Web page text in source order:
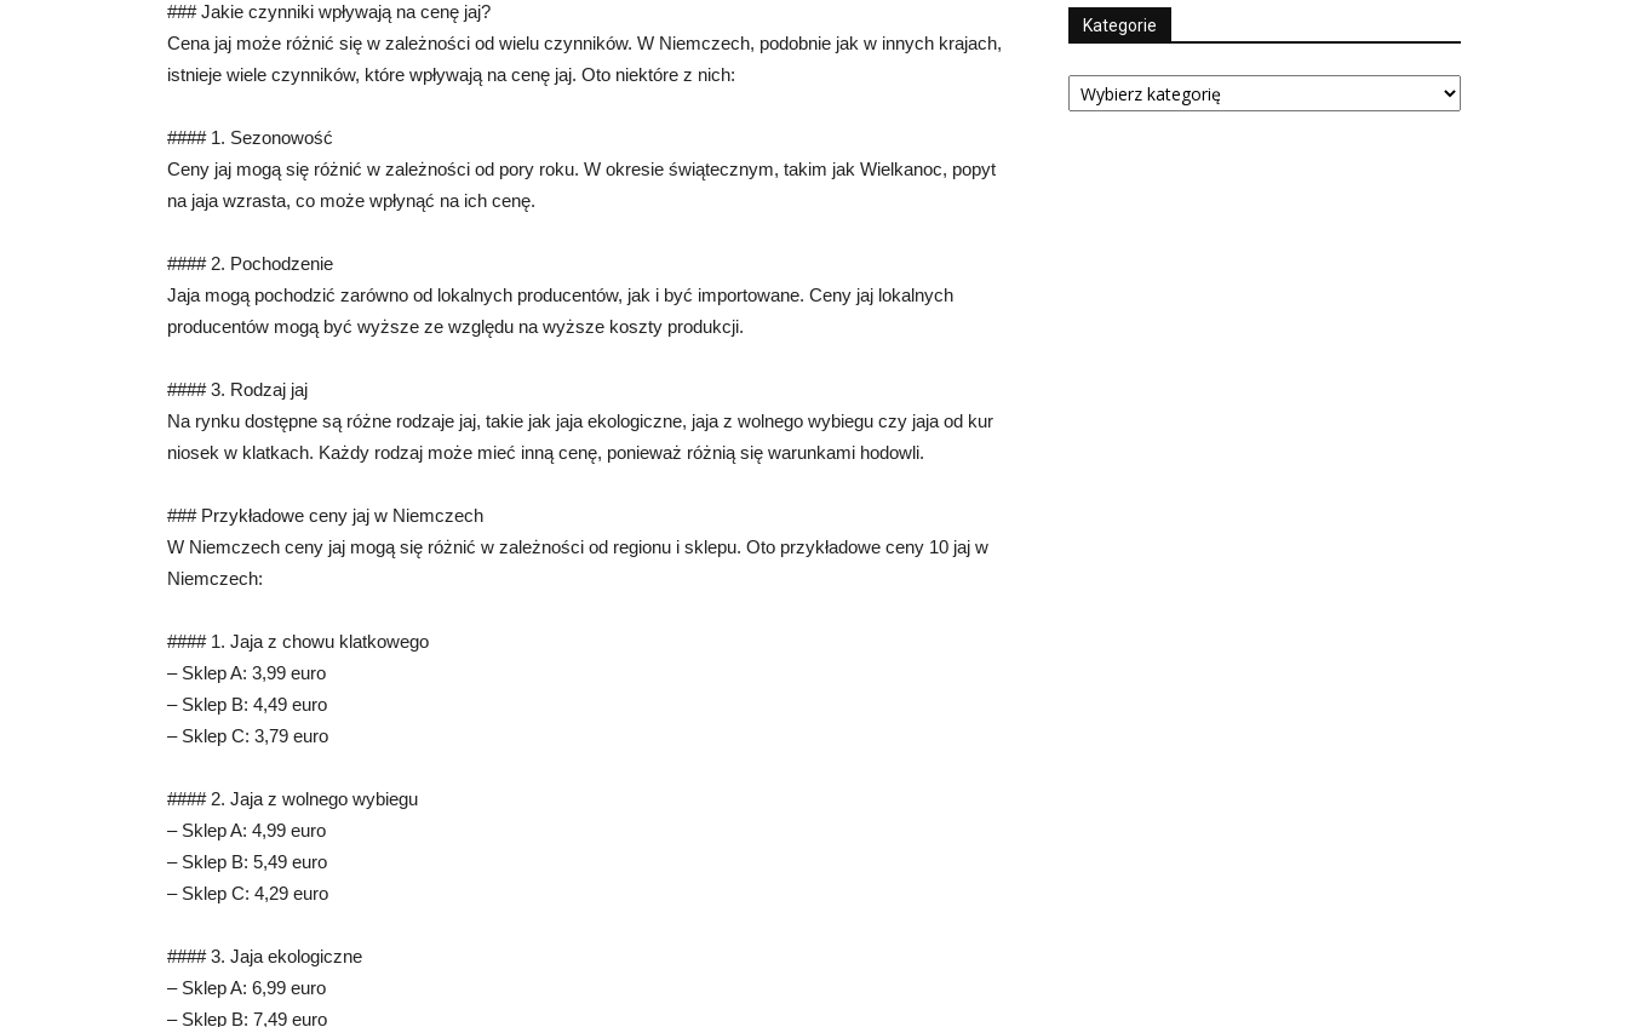
### Jakie czynniki wpływają na cenę jaj?
Cena jaj może różnić się w zależności od wielu czynników. W Niemczech, podobnie jak w innych krajach,
istnieje wiele czynników, które wpływają na cenę jaj. Oto niektóre z nich:
#### 1. Sezonowość
Ceny jaj mogą się różnić w zależności od pory roku. W okresie świątecznym, takim jak Wielkanoc, popyt
na jaja wzrasta, co może wpłynąć na ich cenę.
#### 2. Pochodzenie
Jaja mogą pochodzić zarówno od lokalnych producentów, jak i być importowane. Ceny jaj lokalnych
producentów mogą być wyższe ze względu na wyższe koszty produkcji.
#### 3. Rodzaj jaj
Na rynku dostępne są różne rodzaje jaj, takie jak jaja ekologiczne, jaja z wolnego wybiegu czy jaja od kur
niosek w klatkach. Każdy rodzaj może mieć inną cenę, ponieważ różnią się warunkami hodowli.
### Przykładowe ceny jaj w Niemczech
W Niemczech ceny jaj mogą się różnić w zależności od regionu i sklepu. Oto przykładowe ceny 10 jaj w
Niemczech:
#### 1. Jaja z chowu klatkowego
– Sklep A: 3,99 euro
– Sklep B: 4,49 euro
– Sklep C: 3,79 euro
#### 2. Jaja z wolnego wybiegu
– Sklep A: 4,99 euro
– Sklep B: 5,49 euro
– Sklep C: 4,29 euro
#### 3. Jaja ekologiczne
– Sklep A: 6,99 euro
– Sklep B: 7,49 euro
Kategorie
Kategorie